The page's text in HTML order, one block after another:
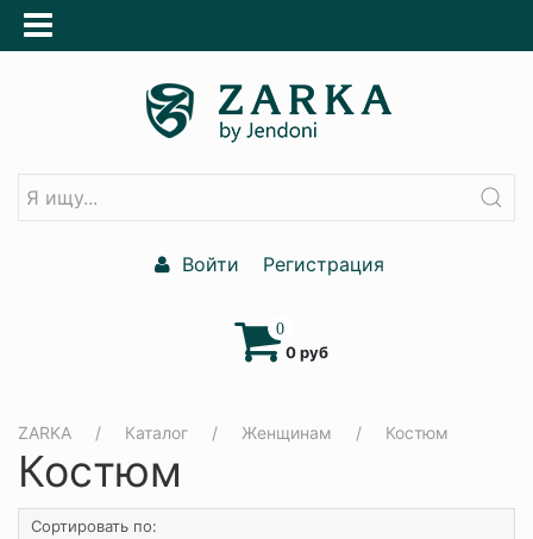
Войти Регистрация
0
0 руб
ZARKA Каталог Женщинам Костюм
Костюм
Сортировать по: